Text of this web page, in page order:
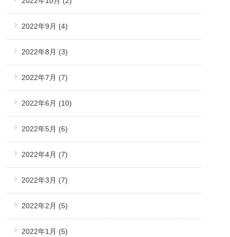
2022年9月 (4)
2022年8月 (3)
2022年7月 (7)
2022年6月 (10)
2022年5月 (6)
2022年4月 (7)
2022年3月 (7)
2022年2月 (5)
2022年1月 (5)